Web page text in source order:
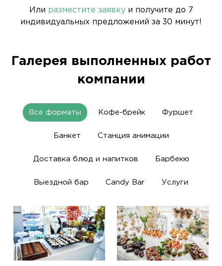
Или разместите заявкуи получите до 7
индивидуальных предложений за 30 минут!
Галерея выполненных работ
компании
Все форматы Кофе-брейк Фуршет
Банкет Станция анимации
Доставка блюд и напитков Барбекю
Выездной бар Candy Bar Услуги